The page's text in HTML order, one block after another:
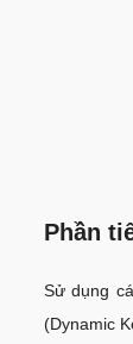
Phần
Sử dụng
(Dynamic